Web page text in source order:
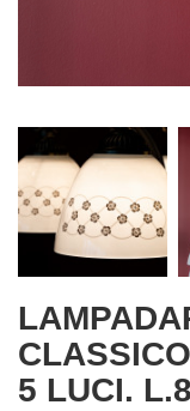
5 LUCI.